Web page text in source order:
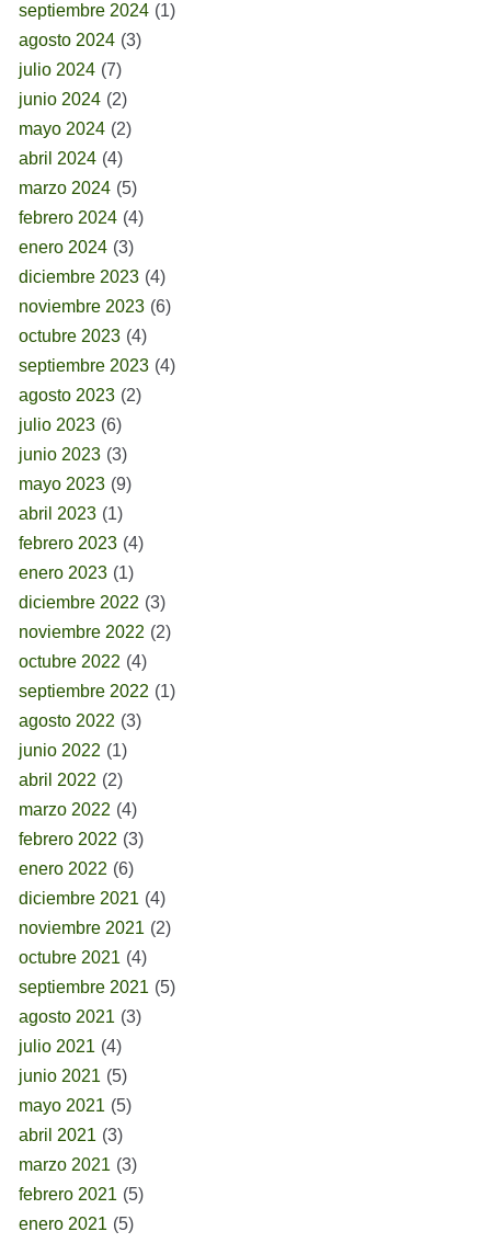
septiembre 2024 (1)
agosto 2024 (3)
julio 2024 (7)
junio 2024 (2)
mayo 2024 (2)
abril 2024 (4)
marzo 2024 (5)
febrero 2024 (4)
enero 2024 (3)
diciembre 2023 (4)
noviembre 2023 (6)
octubre 2023 (4)
septiembre 2023 (4)
agosto 2023 (2)
julio 2023 (6)
junio 2023 (3)
mayo 2023 (9)
abril 2023 (1)
febrero 2023 (4)
enero 2023 (1)
diciembre 2022 (3)
noviembre 2022 (2)
octubre 2022 (4)
septiembre 2022 (1)
agosto 2022 (3)
junio 2022 (1)
abril 2022 (2)
marzo 2022 (4)
febrero 2022 (3)
enero 2022 (6)
diciembre 2021 (4)
noviembre 2021 (2)
octubre 2021 (4)
septiembre 2021 (5)
agosto 2021 (3)
julio 2021 (4)
junio 2021 (5)
mayo 2021 (5)
abril 2021 (3)
marzo 2021 (3)
febrero 2021 (5)
enero 2021 (5)